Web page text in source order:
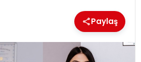
Paylaş